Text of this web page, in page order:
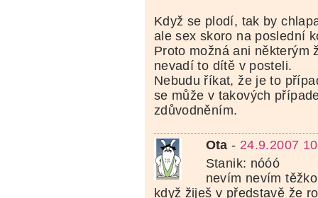
Když se plodí, tak by
ale sex skoro na poslední
Proto možná ani některým
nevadí to dítě v posteli.
Nebudu říkat, že je to
se může v takových
zdůvodněním.
Ota - 24.9.2007
Stanik: nóóó
nevím nevím
když žiješ v představě že